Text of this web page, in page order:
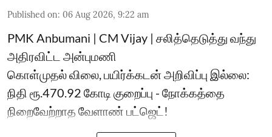
Published on: 06 Aug 2026, 9:22 am
PMK Anbumani | CM Vijay | சலித்தெடுத்து வந்து
அதிரவிட்ட அன்புமணி
கொள்முதல் விலை, பயிர்க்கடன் அறிவிப்பு இல்லை:
நிதி ரூ.470.92 கோடி குறைப்பு - நோக்கத்தை
நிறைவேற்றாத வேளாண் பட்ஜெட்!